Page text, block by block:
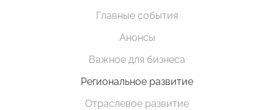
Главные события
Анонсы
Важное для бизнеса
Региональное развитие
Отраслевое развитие